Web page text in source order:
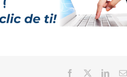
Facebook
Twitter